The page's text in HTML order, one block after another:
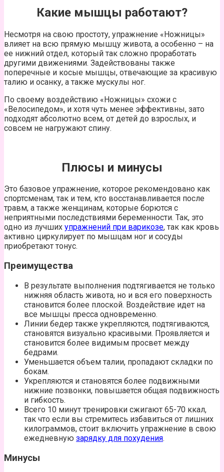
Какие мышцы работают?
Несмотря на свою простоту, упражнение «Ножницы»
влияет на всю прямую мышцу живота, а особенно – на
ее нижний отдел, который так сложно проработать
другими движениями. Задействованы также
поперечные и косые мышцы, отвечающие за красивую
талию и осанку, а также мускулы ног.
По своему воздействию «Ножницы» схожи с
«Велосипедом», и хотя чуть менее эффективны, зато
подходят абсолютно всем, от детей до взрослых, и
совсем не нагружают спину.
Плюсы и минусы
Это базовое упражнение, которое рекомендовано как
спортсменам, так и тем, кто восстанавливается после
травм, а также женщинам, которые борются с
неприятными последствиями беременности. Так, это
одно из лучших упражнений при варикозе, так как кровь
активно циркулирует по мышцам ног и сосуды
приобретают тонус.
Преимущества
В результате выполнения подтягивается не только
нижняя область живота, но и вся его поверхность
становится более плоской. Воздействие идет на
все мышцы пресса одновременно.
Линии бедер также укрепляются, подтягиваются,
становятся визуально красивыми. Проявляется и
становится более видимым просвет между
бедрами.
Уменьшается объем талии, пропадают складки по
бокам.
Укрепляются и становятся более подвижными
нижние позвонки, повышается общая подвижность
и гибкость.
Всего 10 минут тренировки сжигают 65-70 ккал,
так что если вы стремитесь избавиться от лишних
килограммов, стоит включить упражнение в свою
ежедневную зарядку для похудения.
Минусы